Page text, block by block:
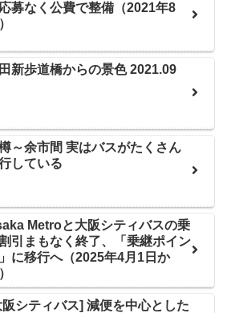
募なく公費で整備（2021年8
新歩道橋からの景色 2021.09
～余市間 実はバスがたくさん
している
Metroと大阪シティバスの乗
引まもなく終了、「乗継ポイン
」に移行へ（2025年4月1日か
阪シティバス] 減便を中心とした